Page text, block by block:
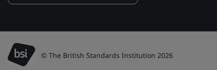
© The British Standards Institution 2026